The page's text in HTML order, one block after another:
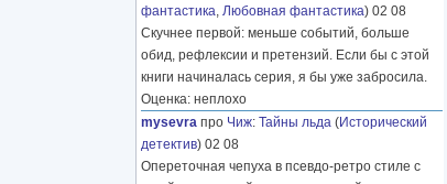
фантастика, Любовная фантастика) 02 08
Скучнее первой: меньше событий, больше
обид, рефлексии и претензий. Если бы с этой
книги начиналась серия, я бы уже забросила.
Оценка: неплохо
mysevra про Чиж: Тайны льда (Исторический
детектив) 02 08
Опереточная чепуха в псевдо-ретро стиле с